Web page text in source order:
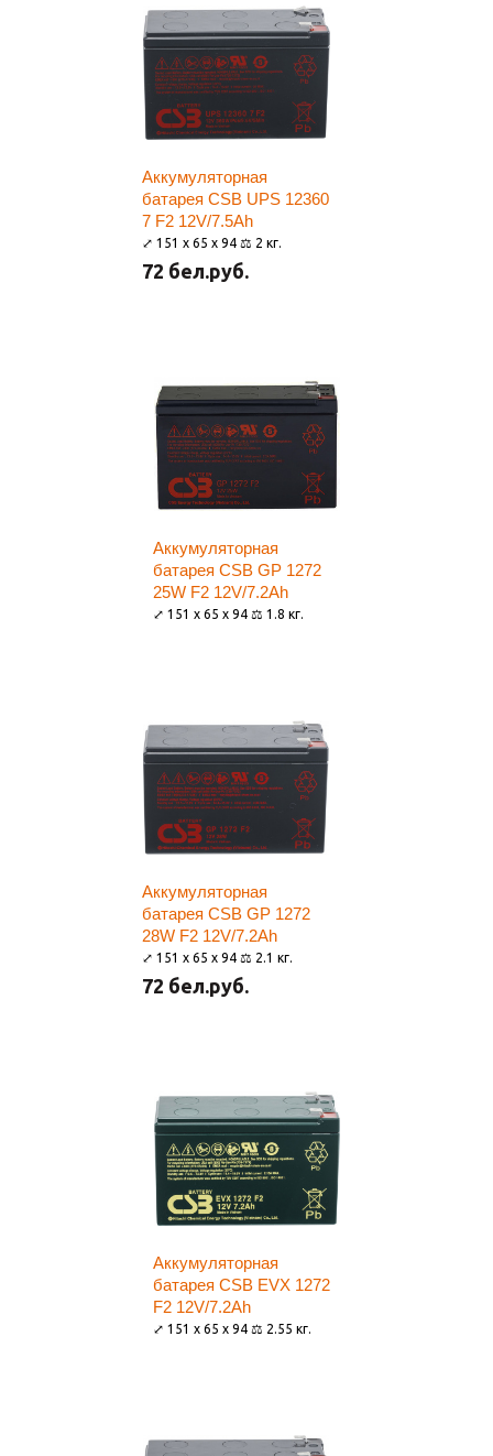
Аккумуляторная
батарея CSB UPS 12360
7 F2 12V/7.5Ah
⤢ 151 x 65 x 94 ⚖ 2 кг.
72 бел.руб.
Аккумуляторная
батарея CSB GP 1272
25W F2 12V/7.2Ah
⤢ 151 x 65 x 94 ⚖ 1.8 кг.
Аккумуляторная
батарея CSB GP 1272
28W F2 12V/7.2Ah
⤢ 151 x 65 x 94 ⚖ 2.1 кг.
72 бел.руб.
Аккумуляторная
батарея CSB EVX 1272
F2 12V/7.2Ah
⤢ 151 x 65 x 94 ⚖ 2.55 кг.